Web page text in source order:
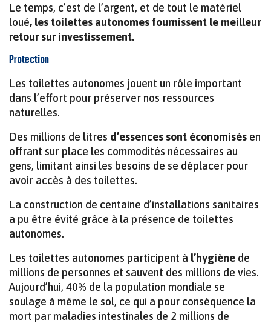
Le temps, c’est de l’argent, et de tout le matériel
loué, les toilettes autonomes fournissent le meilleur
retour sur investissement.
Protection
Les toilettes autonomes jouent un rôle important
dans l’effort pour préserver nos ressources
naturelles.
Des millions de litres d’essences sont économisés en
offrant sur place les commodités nécessaires au
gens, limitant ainsi les besoins de se déplacer pour
avoir accès à des toilettes.
La construction de centaine d’installations sanitaires
a pu être évité grâce à la présence de toilettes
autonomes.
Les toilettes autonomes participent à l’hygiène de
millions de personnes et sauvent des millions de vies.
Aujourd’hui, 40% de la population mondiale se
soulage à même le sol, ce qui a pour conséquence la
mort par maladies intestinales de 2 millions de